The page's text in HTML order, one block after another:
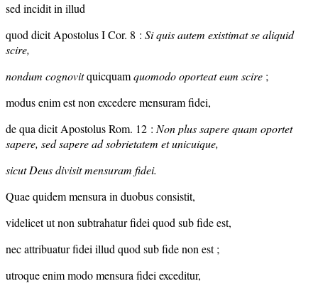
sed incidit in illud
quod dicit Apostolus I Cor. 8 : Si quis autem existimat se aliquid
scire,
nondum cognovitquicquamquomodo oporteat eum scire ;
modus enim est non excedere mensuram fidei,
de qua dicit Apostolus Rom. 12 : Non plus sapere quam oportet
sapere, sed sapere ad sobrietatem et unicuique,
sicut Deus divisit mensuram fidei.
Quae quidem mensura in duobus consistit,
videlicet ut non subtrahatur fidei quod sub fide est,
nec attribuatur fidei illud quod sub fide non est ;
utroque enim modo mensura fidei exceditur,